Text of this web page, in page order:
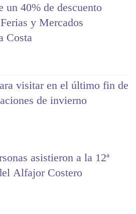
un 40% de descuento
y Mercados
Costa
visitar en el último fin de
de invierno
asistieron a la 12ª
Alfajor Costero